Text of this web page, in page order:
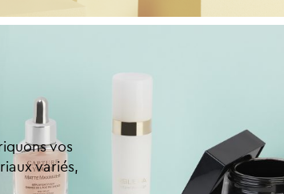
vos
variés,